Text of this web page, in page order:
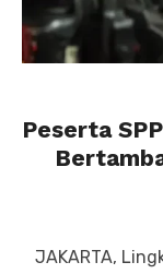
Peserta
JAKARTA,